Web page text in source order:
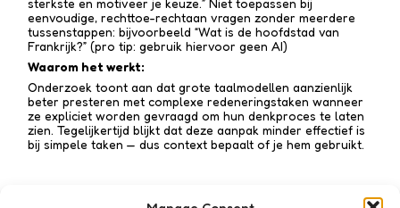
sterkste en motiveer je keuze.” Niet toepassen bij
eenvoudige, rechttoe-recht­aan vragen zonder meerdere
tussen­stappen: bijvoorbeeld “Wat is de hoofdstad van
Frankrijk?” (pro tip: gebruik hiervoor geen AI)
Waarom het werkt:
Onderzoek toont aan dat grote taalmodellen aanzienlijk
beter presteren met complexe redenerings­taken wanneer
ze expliciet worden gevraagd om hun denkproces te laten
zien. Tegelijkertijd blijkt dat deze aanpak minder effectief is
bij simpele taken — dus context bepaalt of je hem gebruikt.